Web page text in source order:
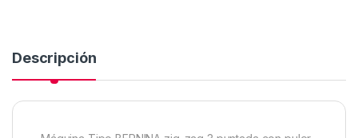
Descripción